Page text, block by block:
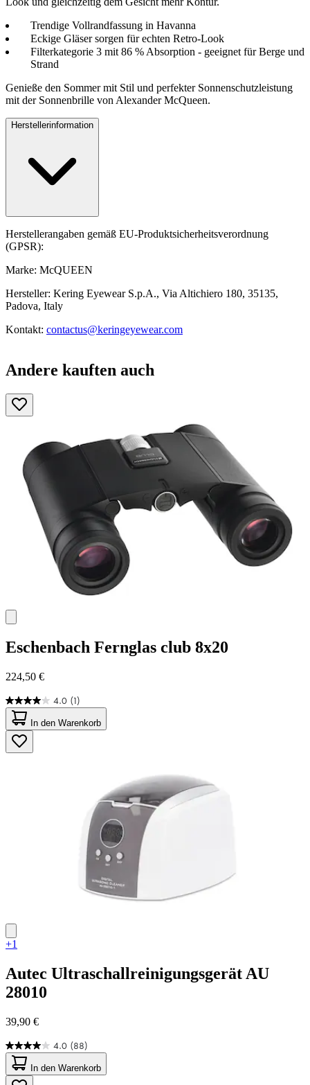
Trendige Vollrandfassung in Havanna
Eckige Gläser sorgen für echten Retro-Look
Filterkategorie 3 mit 86 % Absorption - geeignet für Berge und
Strand
Genieße den Sommer mit Stil und perfekter Sonnenschutzleistung
mit der Sonnenbrille von Alexander McQueen.
Herstellerinformation
Herstellerangaben gemäß EU-Produktsicherheitsverordnung
(GPSR):
Marke: McQUEEN
Hersteller: Kering Eyewear S.p.A., Via Altichiero 180, 35135,
Padova, Italy
Kontakt: contactus@keringeyewear.com
Andere kauften auch
Eschenbach Fernglas club 8x20
224,50 €
4.0 (1)
4.0
von
5
Sternen.
1
In den Warenkorb
+1
Autec Ultraschallreinigungsgerät AU
28010
39,90 €
4.0 (88)
4.0
von
5
In den Warenkorb